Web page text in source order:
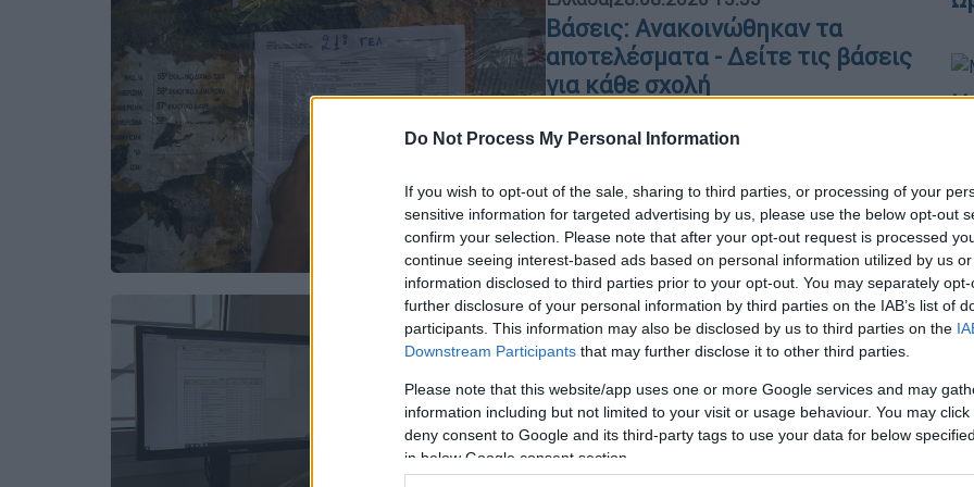
Do Not Process My Personal Information
If you wish to opt-out of the sale, sharing to third parties, or processing of your
sensitive information for targeted advertising by us, please use the below opt-out
confirm your selection. Please note that after your opt-out request is processed
continue seeing interest-based ads based on personal information utilized by us
information disclosed to third parties prior to your opt-out. You may separately
further disclosure of your personal information by third parties on the IAB’s list of
participants. This information may also be disclosed by us to third parties on the
Downstream Participants that may further disclose it to other third parties.
Please note that this website/app uses one or more Google services and may
information including but not limited to your visit or usage behaviour. You may
deny consent to Google and its third-party tags to use your data for below
in below Google consent section.
Βάσεις: Ανακοινώθηκαν τα
αποτελέσματα - Δείτε τις βάσεις
για κάθε σχολή
αποσταλούν και στις Διευθύνσεις
προκειμένου να αναρτηθούν και στα
Λύκεια οι πίνακες μέχρι το μεσημέρι
της Παρασκευής
Ελλάδα |28.08.2020 13:55
Βάσεις 2020: Οι σχολές με τη
μεγαλύτερη άνοδο στην Ελλάδα -
Δύο είναι στην Αθήνα
Κοινό χαρακτηριστικό όλων των